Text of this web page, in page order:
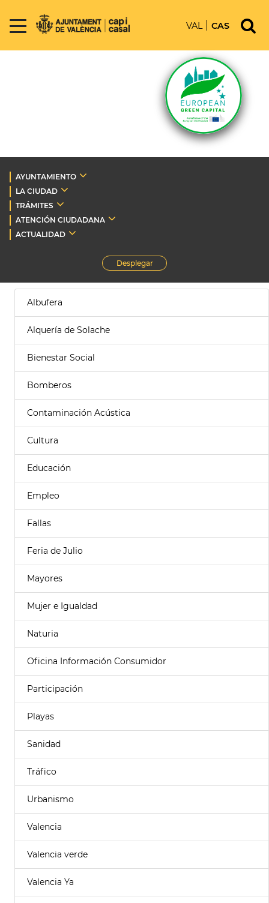
VAL CAS
AYUNTAMIENTO
LA CIUDAD
TRÁMITES
ATENCIÓN CIUDADANA
ACTUALIDAD
Desplegar
Albufera
Alquería de Solache
Bienestar Social
Bomberos
Contaminación Acústica
Cultura
Educación
Empleo
Fallas
Feria de Julio
Mayores
Mujer e Igualdad
Naturia
Oficina Información Consumidor
Participación
Playas
Sanidad
Tráfico
Urbanismo
Valencia
Valencia verde
Valencia Ya